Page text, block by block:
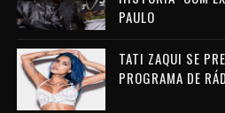
PAULO
TATI ZAQUI SE
PROGRAMA DE